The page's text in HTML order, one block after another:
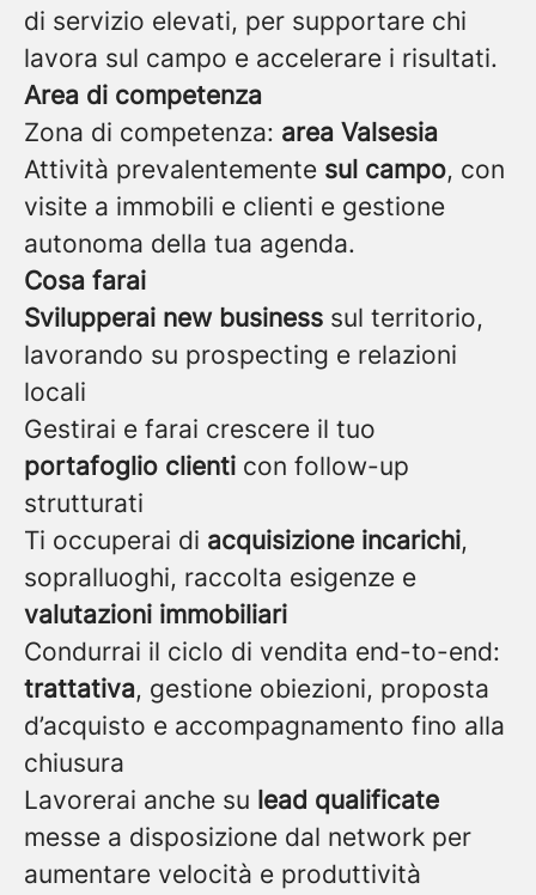
di servizio elevati, per supportare chi
lavora sul campo e accelerare i risultati.
Area di competenza
Zona di competenza: area Valsesia
Attività prevalentemente sul campo, con
visite a immobili e clienti e gestione
autonoma della tua agenda.
Cosa farai
Svilupperai new business sul territorio,
lavorando su prospecting e relazioni
locali
Gestirai e farai crescere il tuo
portafoglio clienti con follow-up
strutturati
Ti occuperai di acquisizione incarichi,
sopralluoghi, raccolta esigenze e
valutazioni immobiliari
Condurrai il ciclo di vendita end-to-end:
trattativa, gestione obiezioni, proposta
d’acquisto e accompagnamento fino alla
chiusura
Lavorerai anche su lead qualificate
messe a disposizione dal network per
aumentare velocità e produttività